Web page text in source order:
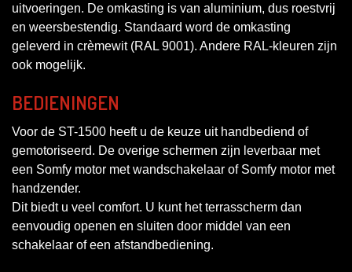
uitvoeringen. De omkasting is van aluminium, dus roestvrij
en weersbestendig. Standaard word de omkasting
geleverd in crèmewit (RAL 9001). Andere RAL-kleuren zijn
ook mogelijk.
BEDIENINGEN
Voor de ST-1500 heeft u de keuze uit handbediend of
gemotoriseerd. De overige schermen zijn leverbaar met
een Somfy motor met wandschakelaar of Somfy motor met
handzender.
Dit biedt u veel comfort. U kunt het terrasscherm dan
eenvoudig openen en sluiten door middel van een
schakelaar of een afstandbediening.